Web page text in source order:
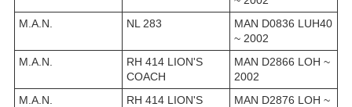
M.A.N.
NL 283
MAN D0836 LUH40
~ 2002
M.A.N.
RH 414 LION'S
COACH
MAN D2866 LOH ~
2002
M.A.N.
RH 414 LION'S
MAN D2876 LOH ~